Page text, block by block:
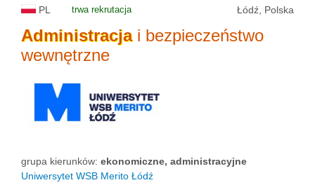
PL trwa rekrutacja Łódź, Polska
Administracjai bezpieczeństwo
wewnętrzne
grupa kierunków: ekonomiczne, administracyjne
Uniwersytet WSB Merito Łódź